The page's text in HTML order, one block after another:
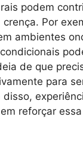
podem
Por
ambientes
de que
para
reforçar